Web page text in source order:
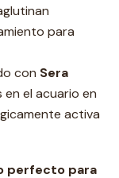
para
con Sera
el acuario en
activa
perfecto para